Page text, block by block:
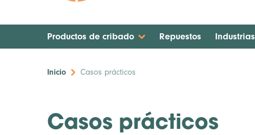
Productos de cribado Repuestos Industrias
Inicio Casos prácticos
Casos prácticos